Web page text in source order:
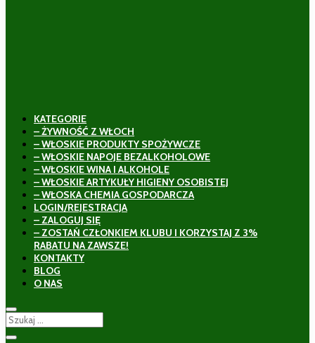
KATEGORIE
– ŻYWNOŚĆ Z WŁOCH
– WŁOSKIE PRODUKTY SPOŻYWCZE
– WŁOSKIE NAPOJE BEZALKOHOLOWE
– WŁOSKIE WINA I ALKOHOLE
– WŁOSKIE ARTYKUŁY HIGIENY OSOBISTEJ
– WŁOSKA CHEMIA GOSPODARCZA
LOGIN/REJESTRACJA
– ZALOGUJ SIĘ
– ZOSTAŃ CZŁONKIEM KLUBU I KORZYSTAJ Z 3%
RABATU NA ZAWSZE!
KONTAKTY
BLOG
O NAS